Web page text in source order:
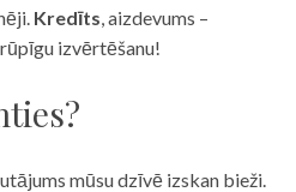
Kredīts, aizdevums –
izvērtēšanu!
mūsu dzīvē izskan bieži.